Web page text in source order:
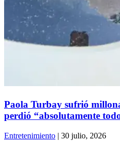
Paola Turbay sufrió
perdió “absolutamente
Entretenimiento | 30 julio, 2026